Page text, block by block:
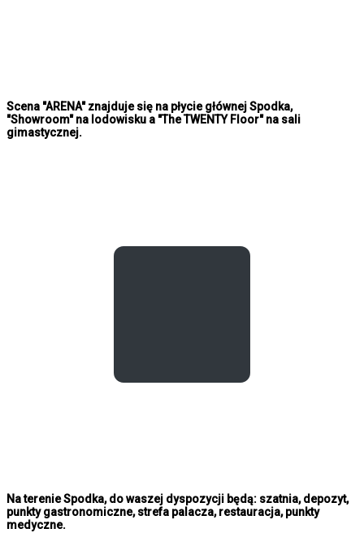
Scena "ARENA" znajduje się na płycie głównej Spodka,
"Showroom" na lodowisku a "The TWENTY Floor" na sali
gimastycznej.
Na terenie Spodka, do waszej dyspozycji będą: szatnia, depozyt,
punkty gastronomiczne, strefa palacza, restauracja, punkty
medyczne.